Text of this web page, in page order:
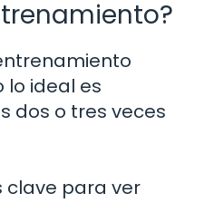
lo ideal es
dos o tres veces
clave para ver